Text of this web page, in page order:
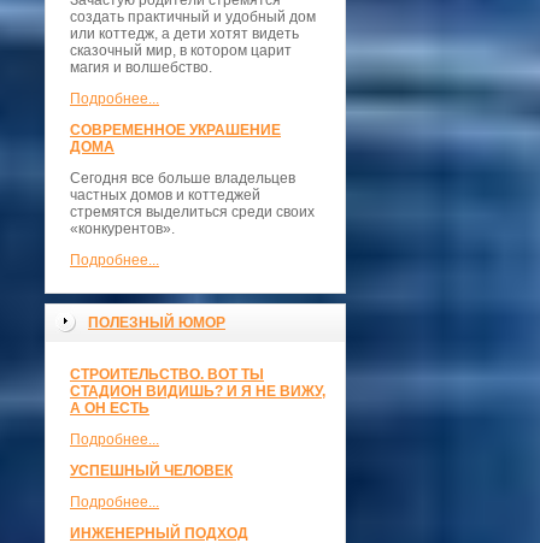
создать практичный и удобный дом
или коттедж, а дети хотят видеть
сказочный мир, в котором царит
магия и волшебство.
Подробнее...
СОВРЕМЕННОЕ УКРАШЕНИЕ
ДОМА
Сегодня все больше владельцев
частных домов и коттеджей
стремятся выделиться среди своих
«конкурентов».
Подробнее...
ПОЛЕЗНЫЙ ЮМОР
СТРОИТЕЛЬСТВО. ВОТ ТЫ
СТАДИОН ВИДИШЬ? И Я НЕ ВИЖУ,
А ОН ЕСТЬ
Подробнее...
УСПЕШНЫЙ ЧЕЛОВЕК
Подробнее...
ИНЖЕНЕРНЫЙ ПОДХОД